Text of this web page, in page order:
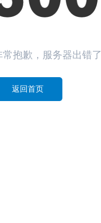
常抱歉，服务器出错了
返回首页